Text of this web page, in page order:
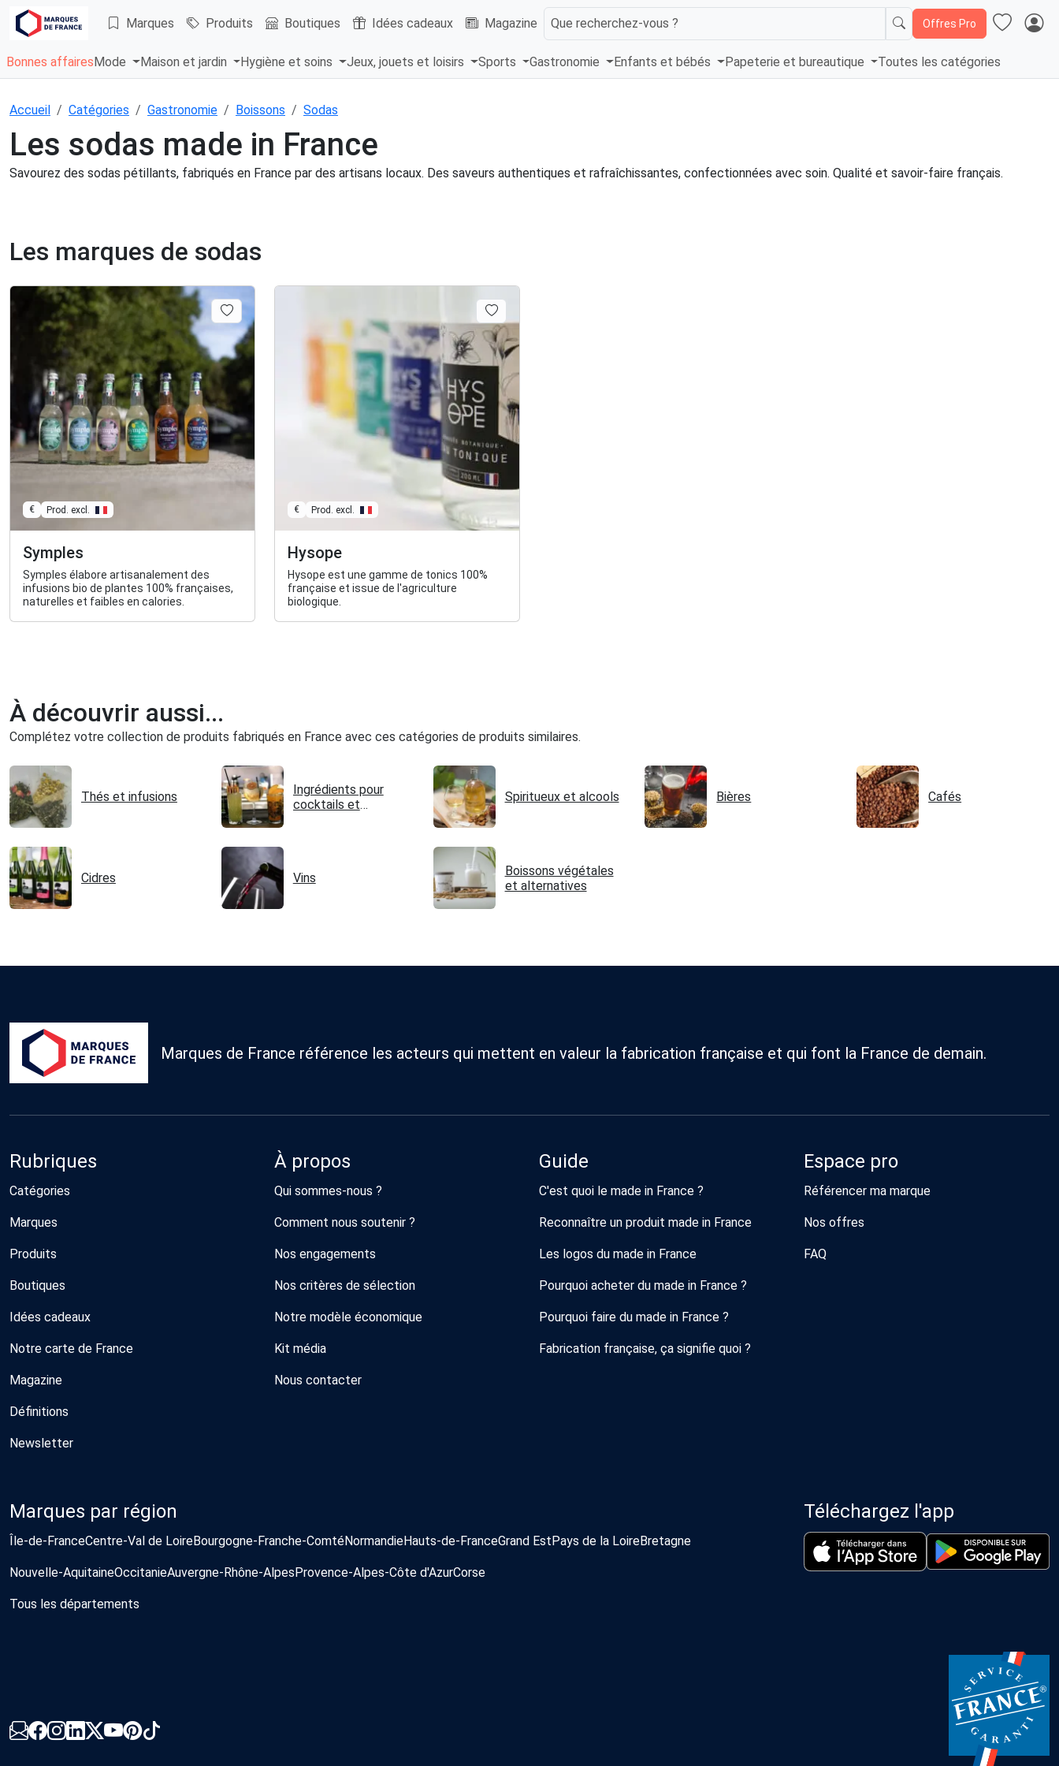
Marques Produits Boutiques Idées cadeaux Magazine Que recherchez-vous ? Offres Pro
Bonnes affaires Mode Maison et jardin Hygiène et soins Jeux, jouets et loisirs Sports Gastronomie Enfants et bébés Papeterie et bureautique Toutes les catégories
Accueil Catégories Gastronomie Boissons Sodas
Les sodas made in France
Savourez des sodas pétillants, fabriqués en France par des artisans locaux. Des saveurs authentiques et rafraîchissantes, confectionnées avec soin. Qualité et savoir-faire français.
Les marques de sodas
€ Prod. excl.
Symples
Symples élabore artisanalement des
infusions bio de plantes 100% françaises,
naturelles et faibles en calories.
€ Prod. excl.
Hysope
Hysope est une gamme de tonics 100%
française et issue de l'agriculture
biologique.
À découvrir aussi...
Complétez votre collection de produits fabriqués en France avec ces catégories de produits similaires.
Thés et infusions
Ingrédients pour
cocktails et
Spiritueux et alcools Bières Cafés
Cidres Vins
Boissons végétales
et alternatives
Marques de France référence les acteurs qui mettent en valeur la fabrication française et qui font la France de demain.
Rubriques
Catégories
Marques
Produits
Boutiques
Idées cadeaux
Notre carte de France
Magazine
Définitions
Newsletter
À propos
Qui sommes-nous ?
Comment nous soutenir ?
Nos engagements
Nos critères de sélection
Notre modèle économique
Kit média
Nous contacter
Guide
C'est quoi le made in France ?
Reconnaître un produit made in France
Les logos du made in France
Pourquoi acheter du made in France ?
Pourquoi faire du made in France ?
Fabrication française, ça signifie quoi ?
Espace pro
Référencer ma marque
Nos offres
FAQ
Marques par région
Île-de-FranceCentre-Val de LoireBourgogne-Franche-ComtéNormandieHauts-de-FranceGrand Est Pays de la LoireBretagne
Nouvelle-AquitaineOccitanieAuvergne-Rhône-Alpes Provence-Alpes-Côte d'AzurCorse
Tous les départements
Téléchargez l'app